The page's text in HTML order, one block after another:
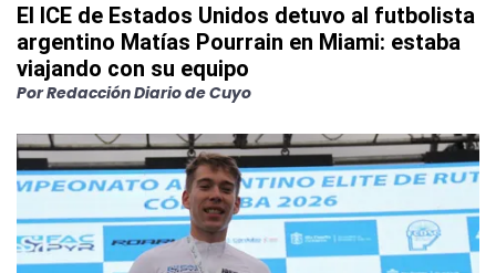
El ICE de Estados Unidos detuvo al futbolista
argentino Matías Pourrain en Miami: estaba
viajando con su equipo
PorRedacción Diario de Cuyo